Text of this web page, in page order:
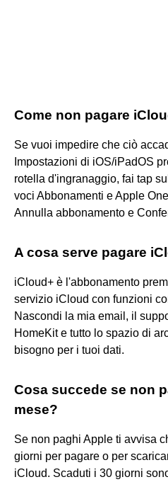
Come non pagare
Se vuoi impedire che ciò
Impostazioni di iOS/iPadOS
rotella d'ingranaggio, fai tap
voci Abbonamenti e Apple
Annulla abbonamento e
A cosa serve pagare
iCloud+ è l'abbonamento
servizio iCloud con funzioni
Nascondi la mia email, il
HomeKit e tutto lo spazio di
bisogno per i tuoi dati.
Cosa succede se non
mese?
Se non paghi Apple ti avvisa
giorni per pagare o per
iCloud. Scaduti i 30 giorni